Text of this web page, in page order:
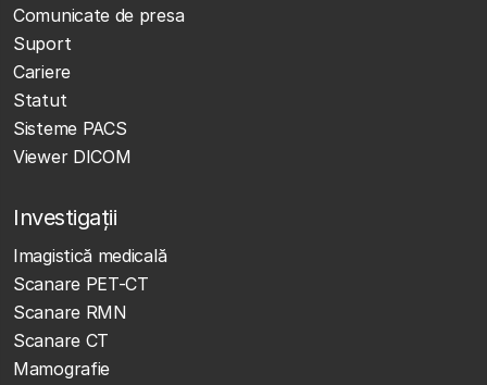
Comunicate de presa
Suport
Cariere
Statut
Sisteme PACS
Viewer DICOM
Investigații
Imagistică medicală
Scanare PET-CT
Scanare RMN
Scanare CT
Mamografie